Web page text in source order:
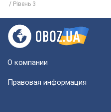
Рівень 3
О компании
Правовая информация